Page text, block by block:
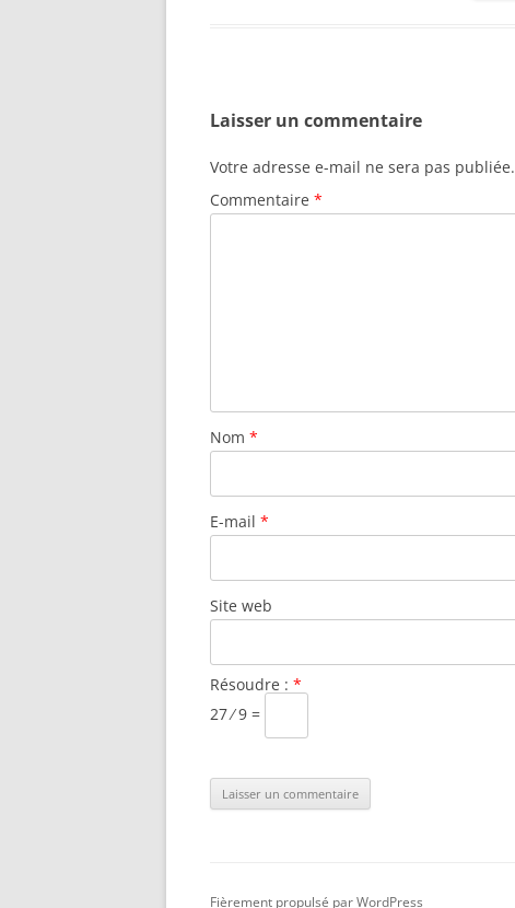
Laisser un commentaire
Votre adresse e-mail ne sera pas publiée.
Commentaire *
Nom *
E-mail *
Site web
Résoudre : *
27 ⁄ 9 =
Fièrement propulsé par WordPress